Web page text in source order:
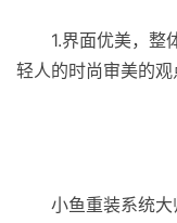
1.界面优美，整体
轻人的时尚审美的观
小鱼重装系统大